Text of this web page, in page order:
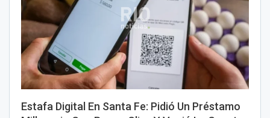
Estafa Digital En Santa Fe: Pidió Un Préstamo